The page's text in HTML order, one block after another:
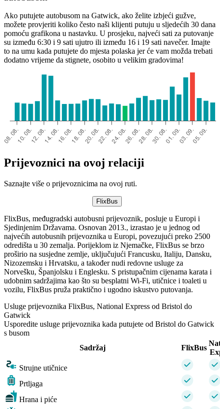
Bristol
Gatwick
Ako putujete autobusom na Gatwick, ako želite izbjeći gužve,
možete provjeriti koliko često naši klijenti putuju u sljedećih 30 dana
pomoću grafikona u nastavku. U prosjeku, najveći sati za putovanje
su između 6:30 i 9 sati ujutro ili između 16 i 19 sati navečer. Imajte
to na umu kada putujete do mjesta polaska jer će vam možda trebati
dodatno vrijeme da stignete, osobito u velikim gradovima!
Prijevoznici na ovoj relaciji
Saznajte više o prijevoznicima na ovoj ruti.
FlixBus
FlixBus, međugradski autobusni prijevoznik, posluje u Europi i
Sjedinjenim Državama. Osnovan 2013., izrastao je u jednog od
najvećih autobusnih prijevoznika u Europi, povezujući preko 2500
odredišta u 30 zemalja. Porijeklom iz Njemačke, FlixBus se brzo
proširio na susjedne zemlje, uključujući Francusku, Italiju, Dansku,
Nizozemsku i Hrvatsku, a također nudi redovne usluge za
Norvešku, Španjolsku i Englesku. S pristupačnim cijenama karata i
udobnim sadržajima kao što su besplatni Wi-Fi, utičnice i toaleti u
vozilu, FlixBus pruža praktično i ugodno iskustvo putovanja.
Usluge prijevoznika FlixBus, National Express od Bristol do
Gatwick
Usporedite usluge prijevoznika kada putujete od Bristol do Gatwick
s busom
Sadržaj
FlixBus
Strujne utičnice
Prtljaga
Hrana i piće